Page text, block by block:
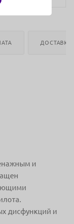
ДОСТАВКА
и
дисфункций и